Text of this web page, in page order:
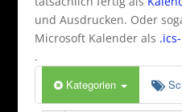
und Ausdrucken. Oder
Microsoft Kalender als
.
Kategorien